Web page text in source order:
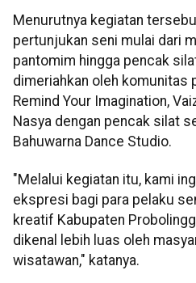
Menurutnya kegiatan
pertunjukan seni mulai dari
pantomim hingga pencak
dimeriahkan oleh komunitas
Remind Your Imagination,
Nasya dengan pencak silat
Bahuwarna Dance Studio.
"Melalui kegiatan itu, kami
ekspresi bagi para pelaku
kreatif Kabupaten
dikenal lebih luas oleh
wisatawan," katanya.